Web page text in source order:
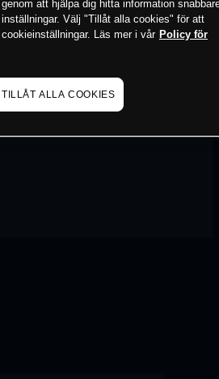
att hjälpa dig hitta information
Välj "Tillåt alla cookies" för att
Läs mer i vår Policy för
TILLÅT ALLA COOKIES